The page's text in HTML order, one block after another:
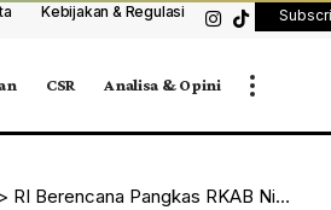
Kebijakan & Regulasi
CSR Analisa & Opini
> RI Berencana Pangkas RKAB Nikel: Smelter Terancam Kurangi Produksi